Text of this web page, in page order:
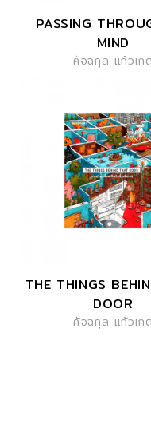
PASSING
MIND
คัจฉกุล แก้วเกต
THE THINGS
DOOR
คัจฉกุล แก้วเกต